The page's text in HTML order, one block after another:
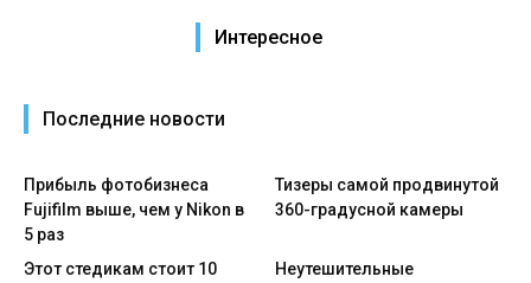
Интересное
Последние новости
Прибыль фотобизнеса
Fujifilm выше, чем у Nikon в
5 раз
Тизеры самой продвинутой
360-градусной камеры
Этот стедикам стоит 10
Неутешительные